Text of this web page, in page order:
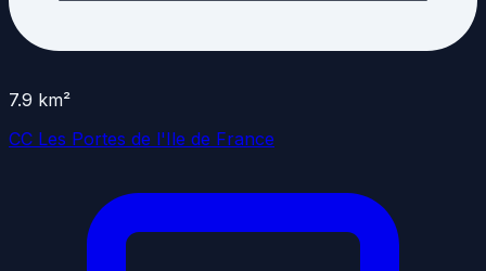
7.9 km²
CC Les Portes de l'Ile de France